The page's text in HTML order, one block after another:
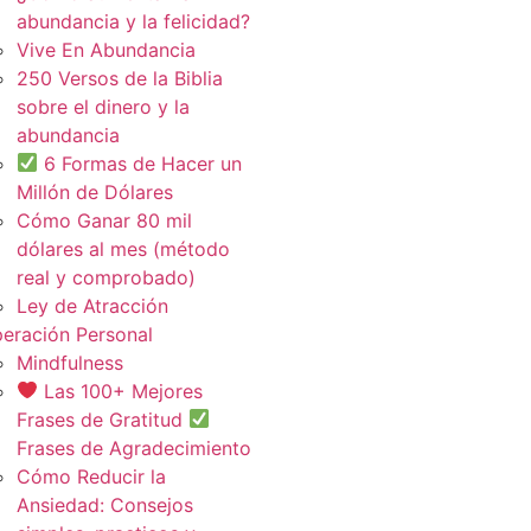
abundancia y la felicidad?
Vive En Abundancia
250 Versos de la Biblia
sobre el dinero y la
abundancia
6 Formas de Hacer un
Millón de Dólares
Cómo Ganar 80 mil
dólares al mes (método
real y comprobado)
Ley de Atracción
Personal
Mindfulness
Las 100+ Mejores
Frases de Gratitud
Frases de Agradecimiento
Cómo Reducir la
Ansiedad: Consejos